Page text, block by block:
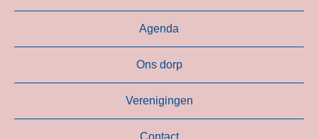
Agenda
Ons dorp
Verenigingen